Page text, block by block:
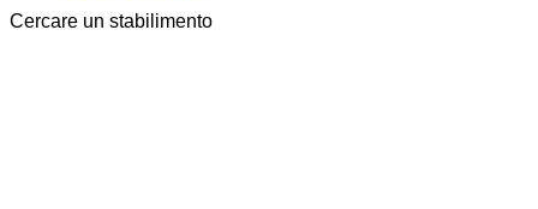
Cercare un stabilimento